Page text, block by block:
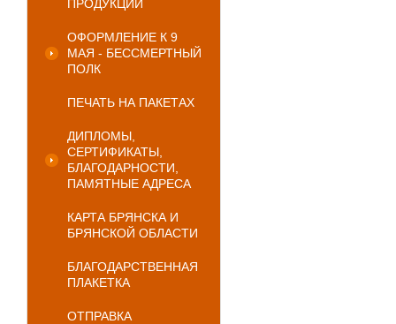
ПРОДУКЦИИ
ОФОРМЛЕНИЕ К 9
МАЯ - БЕССМЕРТНЫЙ
ПОЛК
ПЕЧАТЬ НА ПАКЕТАХ
ДИПЛОМЫ,
СЕРТИФИКАТЫ,
БЛАГОДАРНОСТИ,
ПАМЯТНЫЕ АДРЕСА
КАРТА БРЯНСКА И
БРЯНСКОЙ ОБЛАСТИ
БЛАГОДАРСТВЕННАЯ
ПЛАКЕТКА
ОТПРАВКА